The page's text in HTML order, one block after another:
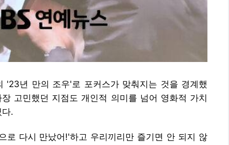
'23년 만의 조우'로 포커스가 맞춰지는 것을 경계했
고민했던 지점도 개인적 의미를 넘어 영화적 가치
.
로 다시 만났어!'하고 우리끼리만 즐기면 안 되지 않